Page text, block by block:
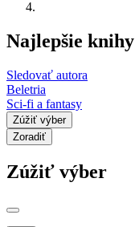
Najlepšie
Sledovať autora
Beletria
Sci-fi a fantasy
Zúžiť výber
Zoradiť
Zúžiť výber